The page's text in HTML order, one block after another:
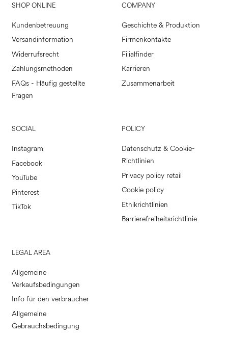
SHOP ONLINE
Kundenbetreuung
Versandinformation
Widerrufsrecht
Zahlungsmethoden
FAQs - Häufig gestellte
Fragen
COMPANY
Geschichte & Produktion
Firmenkontakte
Filialfinder
Karrieren
Zusammenarbeit
SOCIAL
Instagram
Facebook
YouTube
Pinterest
TikTok
POLICY
Datenschutz & Cookie-
Richtlinien
Privacy policy retail
Cookie policy
Ethikrichtlinien
Barrierefreiheitsrichtlinie
LEGAL AREA
Allgemeine
Verkaufsbedingungen
Info für den verbraucher
Allgemeine
Gebrauchsbedingung